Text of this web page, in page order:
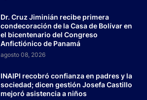
Dr. Cruz Jiminián recibe primera
condecoración de la Casa de Bolívar en
el bicentenario del Congreso
Anfictiónico de Panamá
agosto 08, 2026
INAIPI recobró confianza en padres y la
sociedad; dicen gestión Josefa Castillo
mejoró asistencia a niños